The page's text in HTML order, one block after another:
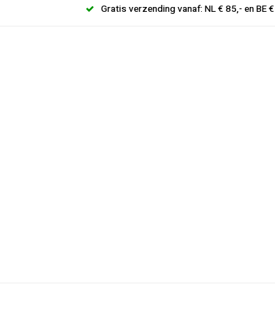
Gratis verzending vanaf: NL € 85,- en BE